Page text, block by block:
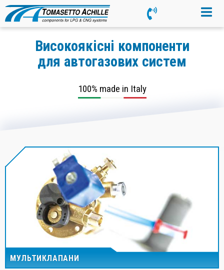
Високоякісні компоненти
для автогазових систем
100% made in Italy
МУЛЬТИКЛАПАНИ